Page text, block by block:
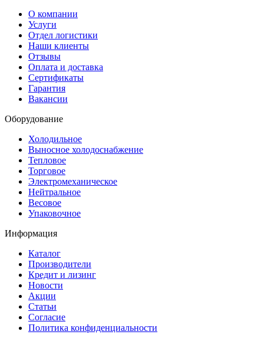
О компании
Услуги
Отдел логистики
Наши клиенты
Отзывы
Оплата и доставка
Сертификаты
Гарантия
Вакансии
Оборудование
Холодильное
Выносное холодоснабжение
Тепловое
Торговое
Электромеханическое
Нейтральное
Весовое
Упаковочное
Информация
Каталог
Производители
Кредит и лизинг
Новости
Акции
Статьи
Согласие
Политика конфиденциальности